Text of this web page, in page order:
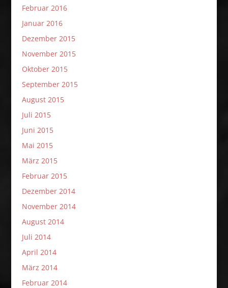
Februar 2016
Januar 2016
Dezember 2015
November 2015
Oktober 2015
September 2015
August 2015
Juli 2015
Juni 2015
Mai 2015
März 2015
Februar 2015
Dezember 2014
November 2014
August 2014
Juli 2014
April 2014
März 2014
Februar 2014